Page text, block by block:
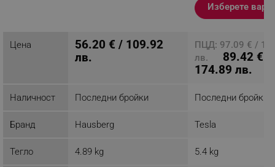
Изберете
Цена
56.20 € / 109.92
лв.
ПЦД: 97.09 € /
лв.
89.42 € /
174.89 лв.
Наличност Последни бройки Последни бройки
Бранд Hausberg Tesla
Тегло 4.89 kg 5.4 kg